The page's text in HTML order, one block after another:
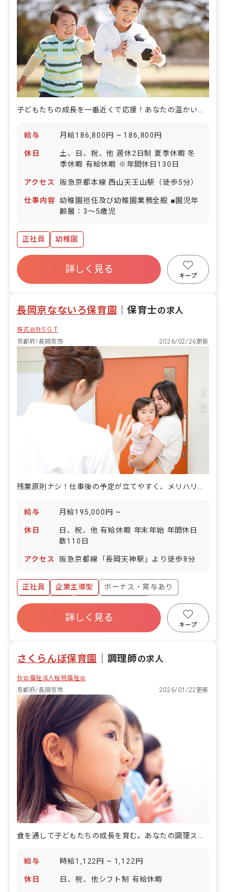
給与 月給186,800円 ~ 186,800円
休日
土、日、祝、他 週休2日制 夏季休暇 冬
季休暇 有給休暇 ※年間休日130日
アクセス 阪急京都本線 西山天王山駅（徒歩5分）
仕事内容 幼稚園担任及び幼稚園業務全般 ■園児年
齢層：3～5歳児
正社員 幼稚園
詳しく見る
キープ
長岡京なないろ保育園 ｜保育士の求人
株式会社S.G.T
京都府/長岡京市
2026/02/26更新
残業原則ナシ！仕事後の予定が立てやすく、メリハリつけて働けますよ。
給与 月給195,000円 ~
休日
日、祝、他 有給休暇 年末年始 年間休日
数110日
アクセス 阪急京都線「長岡天神駅」より徒歩8分
正社員 企業主導型
ボーナス・賞与あり
社会保険完備
有給
残業少なめ
乳児保育のみ
詳しく見る
キープ
さくらんぼ保育園 調理師の求人
社会福祉法人桜桃福祉会
京都府/長岡京市
2026/01/22更新
食を通して子どもたちの成長を育む。あなたの調理スキルで、毎日を笑顔いっぱいに！
給与 時給1,122円 ~ 1,122円
休日 日、祝、他シフト制 有給休暇